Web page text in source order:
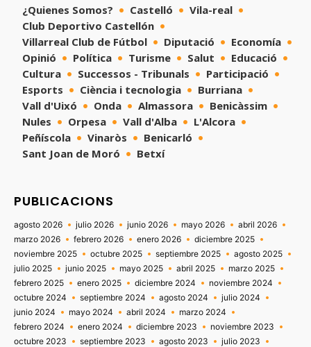
¿Quienes Somos? Castelló
Vila-real
Club Deportivo Castellón
Villarreal Club de Fútbol
Diputació
Economía
Opinió
Política Turisme Salut
Educació
Cultura
Successos - Tribunals
Participació
Esports
Ciència i tecnologia
Burriana
Vall d'Uixó
Onda Almassora
Benicàssim
Nules
Orpesa Vall d'Alba
L'Alcora
Peñíscola
Vinaròs
Benicarló
Sant Joan de Moró
Betxí
PUBLICACIONS
agosto 2026 julio 2026 junio 2026 mayo 2026
abril 2026
marzo 2026
febrero 2026 enero 2026
diciembre 2025
noviembre 2025
octubre 2025 septiembre 2025
agosto 2025
julio 2025
junio 2025 mayo 2025 abril 2025
marzo 2025
febrero 2025
enero 2025 diciembre 2024
noviembre 2024
octubre 2024
septiembre 2024 agosto 2024
julio 2024
junio 2024
mayo 2024 abril 2024
marzo 2024
febrero 2024
enero 2024 diciembre 2023
noviembre 2023
octubre 2023
septiembre 2023 agosto 2023
julio 2023